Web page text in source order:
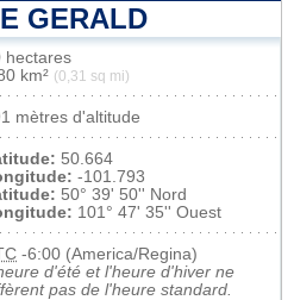
GERALD
hectares
km² (0,31 sq mi)
mètres d'altitude
50.664
-101.793
50° 39' 50'' Nord
101° 47' 35'' Ouest
-6:00 (America/Regina)
d'été et l'heure d'hiver ne
pas de l'heure standard.